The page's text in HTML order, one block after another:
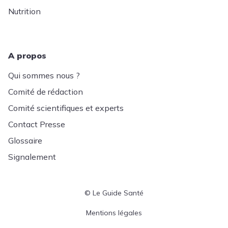
Nutrition
A propos
Qui sommes nous ?
Comité de rédaction
Comité scientifiques et experts
Contact Presse
Glossaire
Signalement
© Le Guide Santé
Menu Pied de page
Mentions légales